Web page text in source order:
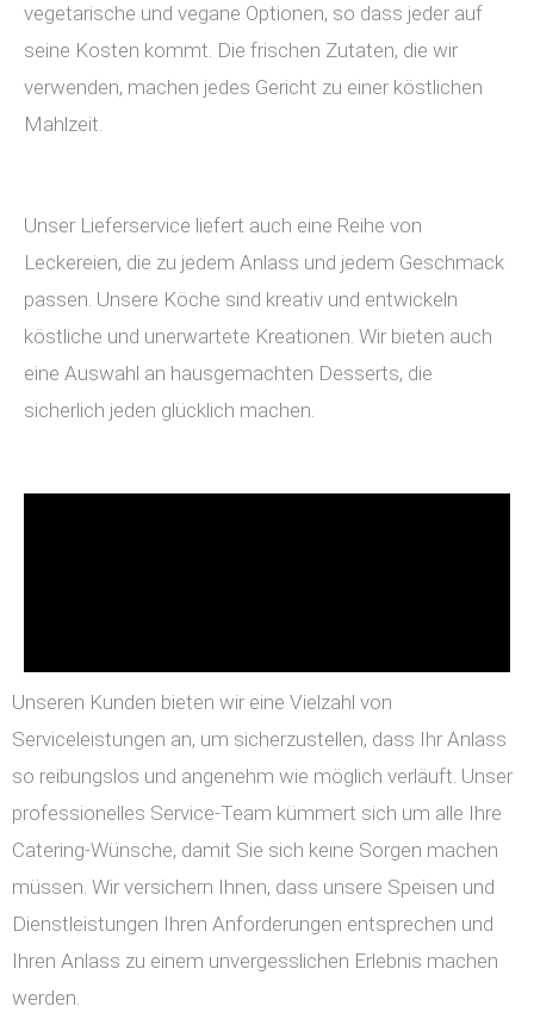
vegetarische und vegane Optionen, so dass jeder auf
seine Kosten kommt. Die frischen Zutaten, die wir
verwenden, machen jedes Gericht zu einer köstlichen
Mahlzeit.
Unser Lieferservice liefert auch eine Reihe von
Leckereien, die zu jedem Anlass und jedem Geschmack
passen. Unsere Köche sind kreativ und entwickeln
köstliche und unerwartete Kreationen. Wir bieten auch
eine Auswahl an hausgemachten Desserts, die
sicherlich jeden glücklich machen.
Unseren Kunden bieten wir eine Vielzahl von
Serviceleistungen an, um sicherzustellen, dass Ihr Anlass
so reibungslos und angenehm wie möglich verläuft. Unser
professionelles Service-Team kümmert sich um alle Ihre
Catering-Wünsche, damit Sie sich keine Sorgen machen
müssen. Wir versichern Ihnen, dass unsere Speisen und
Dienstleistungen Ihren Anforderungen entsprechen und
Ihren Anlass zu einem unvergesslichen Erlebnis machen
werden.